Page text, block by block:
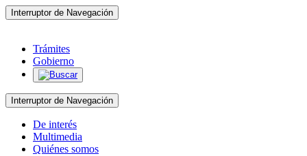
Interruptor de Navegación
Trámites
Gobierno
Interruptor de Navegación
De interés
Multimedia
Quiénes somos